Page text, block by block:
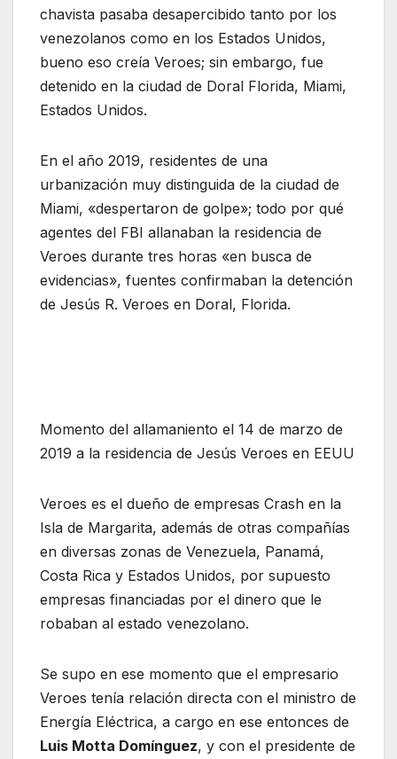
chavista pasaba desapercibido tanto por los
venezolanos como en los Estados Unidos,
bueno eso creía Veroes; sin embargo, fue
detenido en la ciudad de Doral Florida, Miami,
Estados Unidos.
En el año 2019, residentes de una
urbanización muy distinguida de la ciudad de
Miami, «despertaron de golpe»; todo por qué
agentes del FBI allanaban la residencia de
Veroes durante tres horas «en busca de
evidencias», fuentes confirmaban la detención
de Jesús R. Veroes en Doral, Florida.
Momento del allamaniento el 14 de marzo de
2019 a la residencia de Jesús Veroes en EEUU
Veroes es el dueño de empresas Crash en la
Isla de Margarita, además de otras compañías
en diversas zonas de Venezuela, Panamá,
Costa Rica y Estados Unidos, por supuesto
empresas financiadas por el dinero que le
robaban al estado venezolano.
Se supo en ese momento que el empresario
Veroes tenía relación directa con el ministro de
Energía Eléctrica, a cargo en ese entonces de
Luis Motta Domínguez, y con el presidente de